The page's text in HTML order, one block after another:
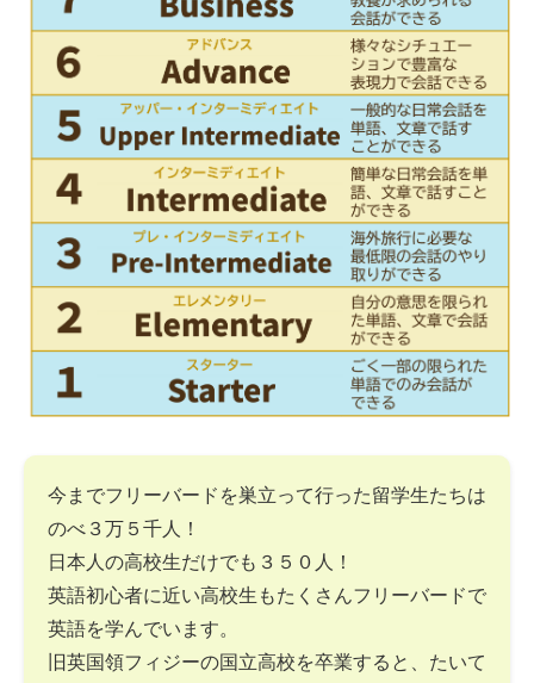
今までフリーバードを巣立って行った留学生たちは
のべ３万５千人！
日本人の高校生だけでも３５０人！
英語初心者に近い高校生もたくさんフリーバードで
英語を学んでいます。
旧英国領フィジーの国立高校を卒業すると、たいて